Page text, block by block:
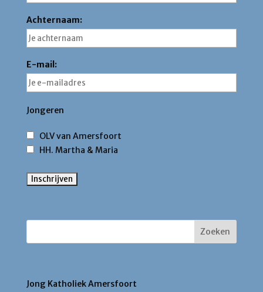
Achternaam:
E-mail:
Jongeren
OLV van Amersfoort
HH. Martha & Maria
Jong Katholiek Amersfoort